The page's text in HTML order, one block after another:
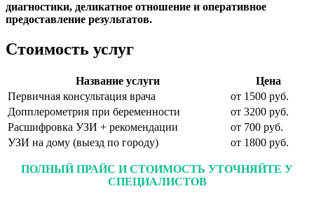
диагностики, деликатное отношение и оперативное
предоставление результатов.
Стоимость услуг
Название услуги
Цена
Первичная консультация врача
от 1500 руб.
Допплерометрия при беременности
от 3200 руб.
Расшифровка УЗИ + рекомендации
от 700 руб.
УЗИ на дому (выезд по городу)
от 1800 руб.
ПОЛНЫЙ ПРАЙС И СТОИМОСТЬ УТОЧНЯЙТЕ У
СПЕЦИАЛИСТОВ